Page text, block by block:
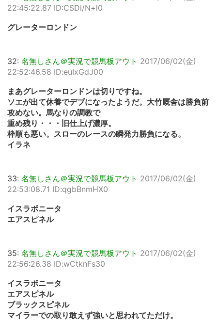
22:45:22.87 ID:CSDi/N+l0
グレーターロンドン
32: 名無しさん＠実況で競馬板アウト 2017/06/02(金)
22:52:46.58 ID:euIxGdJ00
まあグレーターロンドンは切りですね。
ソエが出て休養でデブになったようだ。大竹厩舎は勝負前
攻めない。馬なりの調教で
重め残り・・・旧仕上げ濃厚。
枠順も悪い。スローのレースの瞬発力勝負になる。
イラネ
33: 名無しさん＠実況で競馬板アウト 2017/06/02(金)
22:53:08.71 ID:qgbBnmHX0
イスラボニータ
エアスピネル
35: 名無しさん＠実況で競馬板アウト 2017/06/02(金)
22:56:26.38 ID:wCtknFs30
イスラボニータ
エアスピネル
ブラックスピネル
マイラーでの取り敢えず強いと思われてただけ。